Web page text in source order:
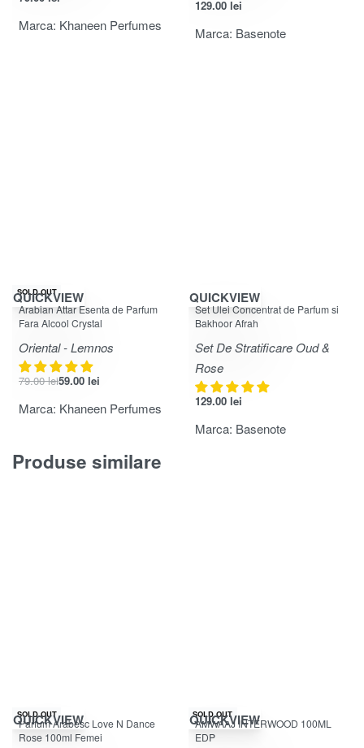
Marca: Khaneen Perfumes
129.00 lei
Marca: Basenote
-25% OFF
SOLD OUT
QUICKVIEW
Evaluat la5.00din 5
Arabian Attar Esenta de Parfum
Fara Alcool Crystal
Oriental - Lemnos
79.00lei59.00 lei
Marca: Khaneen Perfumes
QUICKVIEW
Evaluat la5.00din 5
Set Ulei Concentrat de Parfum si
Bakhoor Afrah
Set De Stratificare Oud &
Rose
129.00 lei
Marca: Basenote
Produse similare
-11% OFF
SOLD OUT
QUICKVIEW
Parfum Arabesc Love N Dance
Rose 100ml Femei
SOLD OUT
QUICKVIEW
AMWAAJ INTERWOOD 100ML
EDP